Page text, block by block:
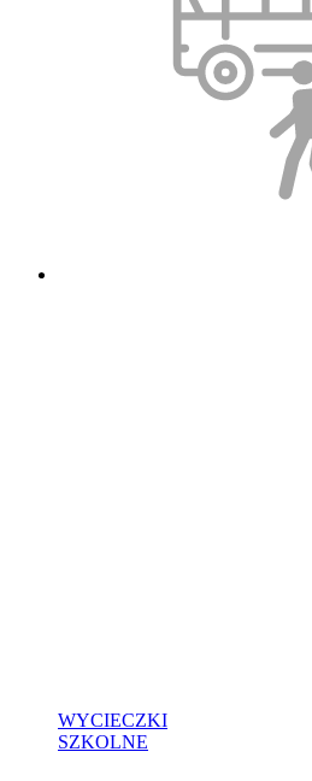
WYCIECZKI
SZKOLNE